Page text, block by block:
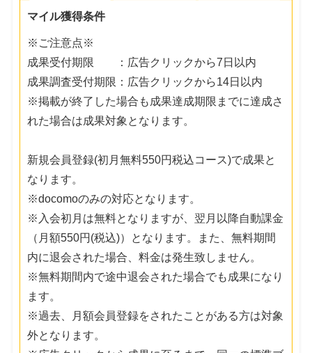
マイル獲得条件
※ご注意点※
成果受付期限 ：広告クリックから7日以内
成果調査受付期限：広告クリックから14日以内
※掲載が終了した場合も成果達成期限までに達成さ
れた場合は成果対象となります。
新規会員登録(初月無料550円税込コース)で成果と
なります。
※docomoのみの対応となります。
※入会初月は無料となりますが、翌月以降自動課金
（月額550円(税込)）となります。また、無料期間
内に退会された場合、料金は発生致しません。
※無料期間内で途中退会された場合でも成果になり
ます。
※過去、月額会員登録をされたことがある方は対象
外となります。